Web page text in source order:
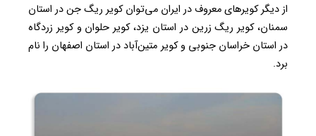
از دیگر کویرهای معروف در ایران می‌توان کویر ریگ جن در استان
سمنان، کویر ریگ زرین در استان یزد، کویر حلوان و کویر زردگاه
در استان خراسان جنوبی و کویر متین‌آباد در استان اصفهان را نام
برد.